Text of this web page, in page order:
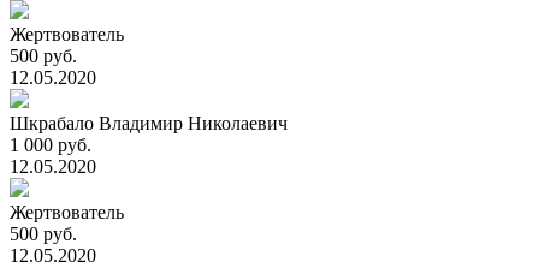
Жертвователь
500 руб.
12.05.2020
Шкрабало Владимир Николаевич
1 000 руб.
12.05.2020
Жертвователь
500 руб.
12.05.2020